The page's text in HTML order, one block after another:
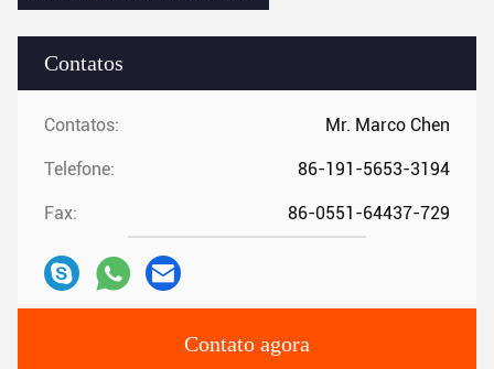
Contatos
Contatos: Mr. Marco Chen
Telefone: 86-191-5653-3194
Fax: 86-0551-64437-729
Contato agora